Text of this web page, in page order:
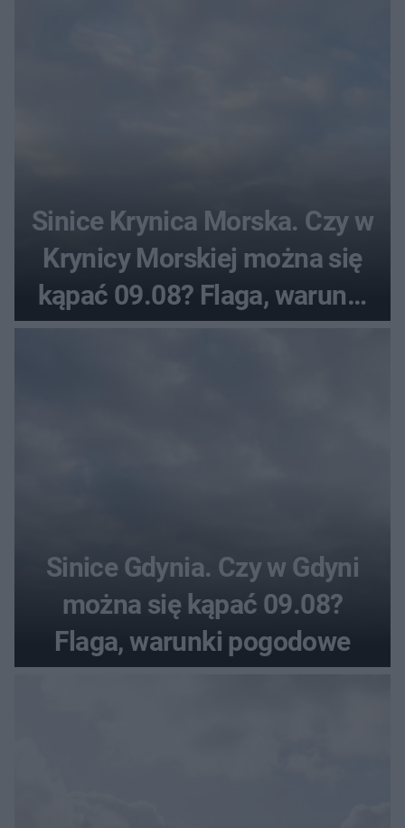
Sinice Krynica Morska. Czy w
Krynicy Morskiej można się
kąpać 09.08? Flaga, warunki
pogodowe
Sinice Gdynia. Czy w Gdyni
można się kąpać 09.08?
Flaga, warunki pogodowe